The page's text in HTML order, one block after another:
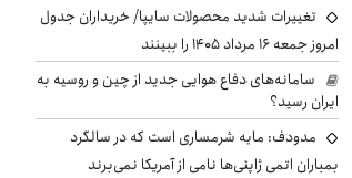
تغییرات شدید محصولات سایپا/ خریداران جدول
امروز جمعه ۱۶ مرداد ۱۴۰۵ را ببینند
سامانه‌های دفاع هوایی جدید از چین و روسیه به
ایران رسید؟
مدودف: مایه شرمساری است که در سالگرد
بمباران اتمی ژاپنی‌ها نامی از آمریکا نمی‌برند